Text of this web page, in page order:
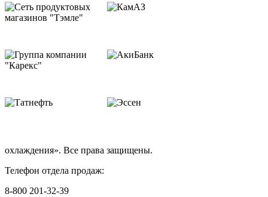
охлаждения». Все права защищены.
Телефон отдела продаж:
8-800 201-32-39